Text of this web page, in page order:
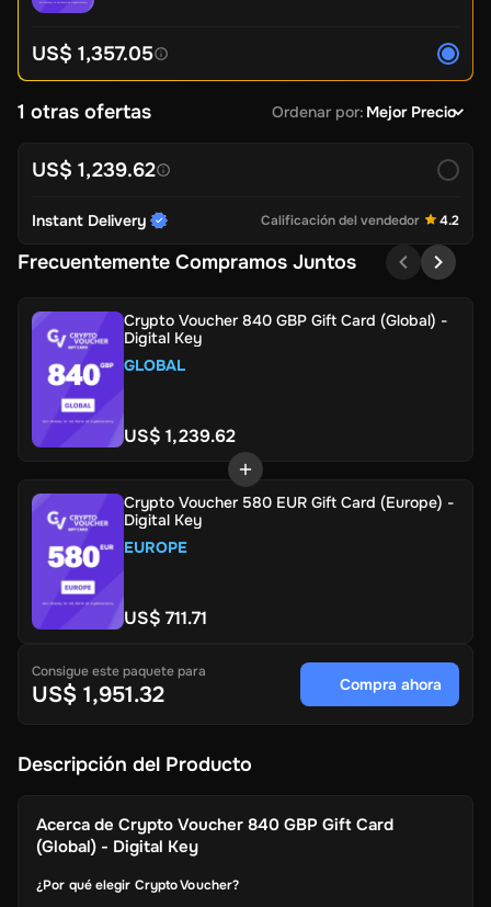
US$ 1,357.05
1 otras ofertas Ordenar por: Mejor Precio
US$ 1,239.62
Instant Delivery Calificación del vendedor 4.2
Frecuentemente Compramos Juntos
Crypto Voucher 840 GBP Gift Card (Global) -
Digital Key
GLOBAL
US$ 1,239.62
Crypto Voucher 580 EUR Gift Card (Europe) -
Digital Key
EUROPE
US$ 711.71
Consigue este paquete para
US$ 1,951.32 Compra ahora
Descripción del Producto
Acerca de Crypto Voucher 840 GBP Gift Card
(Global) - Digital Key
¿Por qué elegir Crypto Voucher?